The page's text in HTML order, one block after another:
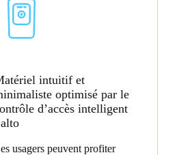
intuitif et
optimisé par le
d’accès intelligent
usagers peuvent profiter